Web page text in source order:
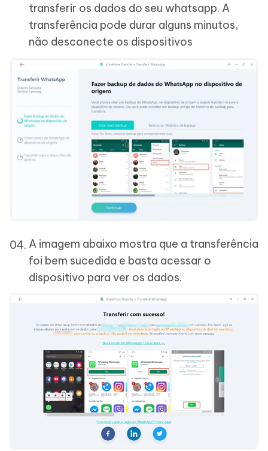
transferir os dados do seu whatsapp. A
transferência pode durar alguns minutos,
não desconecte os dispositivos
A imagem abaixo mostra que a transferência
foi bem sucedida e basta acessar o
dispositivo para ver os dados.